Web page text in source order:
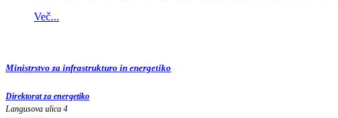
Več...
Ministrstvo za infrastrukturo in energetiko
Direktorat za energetiko
Langusova ulica 4